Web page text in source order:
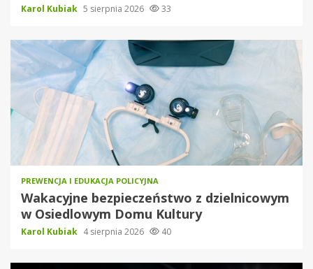
Karol Kubiak 5 sierpnia 2026 33
PREWENCJA I EDUKACJA POLICYJNA
Wakacyjne bezpieczeństwo z dzielnicowym
w Osiedlowym Domu Kultury
Karol Kubiak 4 sierpnia 2026 40